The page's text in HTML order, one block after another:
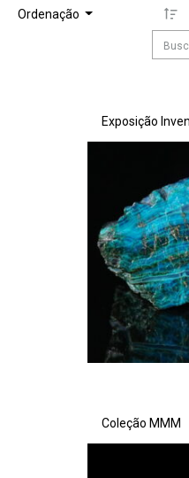
Ordenação
Coleção MMM